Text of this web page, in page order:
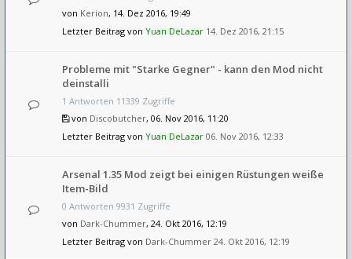
von Kerion, 14. Dez 2016, 19:49
Letzter Beitrag von Yuan DeLazar 14. Dez 2016, 21:15
Probleme mit "Starke Gegner" - kann den Mod nicht
deinstalli
1 Antworten 11339 Zugriffe
von Discobutcher, 06. Nov 2016, 11:20
Letzter Beitrag von Yuan DeLazar 06. Nov 2016, 12:33
Arsenal 1.35 Mod zeigt bei einigen Rüstungen weiße
Item-Bild
0 Antworten 9931 Zugriffe
von Dark-Chummer, 24. Okt 2016, 12:19
Letzter Beitrag von Dark-Chummer 24. Okt 2016, 12:19